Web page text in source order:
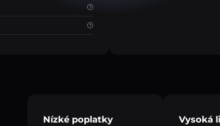
Nízké poplatky Vysoká